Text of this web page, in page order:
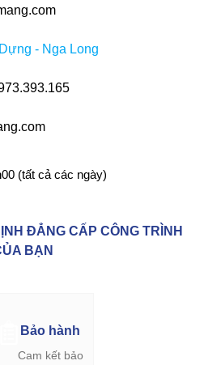
- Nga Long
(tất cả các ngày)
ĐẲNG CẤP CÔNG TRÌNH
BẠN
Bảo hành
Cam kết bảo